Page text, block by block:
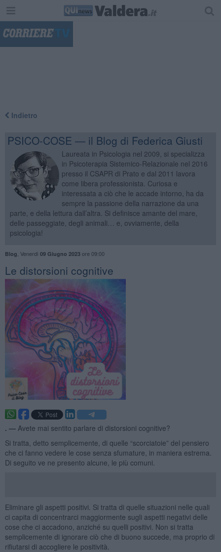
Indietro
PSICO-COSE — il Blog di Federica Giusti
Laureata in Psicologia nel 2009, si specializza
in Psicoterapia Sistemico-Relazionale nel 2016
presso il CSAPR di Prato e dal 2011 lavora
come libera professionista. Curiosa e
interessata a ciò che le accade intorno, ha da
sempre la passione della narrazione da una
parte, e della lettura dall’altra. Si definisce amante del mare,
delle passeggiate, degli animali… e, ovviamente, della
psicologia!
Blog Venerdì 09 Giugno 2023ore 09:00
​Le distorsioni cognitive
. — Avete mai sentito parlare di distorsioni cognitive?
Si tratta, detto semplicemente, di quelle “scorciatoie” del pensiero
che ci fanno vedere le cose senza sfumature, in maniera estrema.
Di seguito ve ne presento alcune, le più comuni.
Eliminare gli aspetti positivi. Si tratta di quelle situazioni nelle quali
ci capita di concentrarci maggiormente sugli aspetti negativi delle
cose che ci accadono, anziché su quelli positivi. Non si tratta
semplicemente di ignorare ciò che di buono succede, ma proprio di
rifiutarsi di accogliere le positività.